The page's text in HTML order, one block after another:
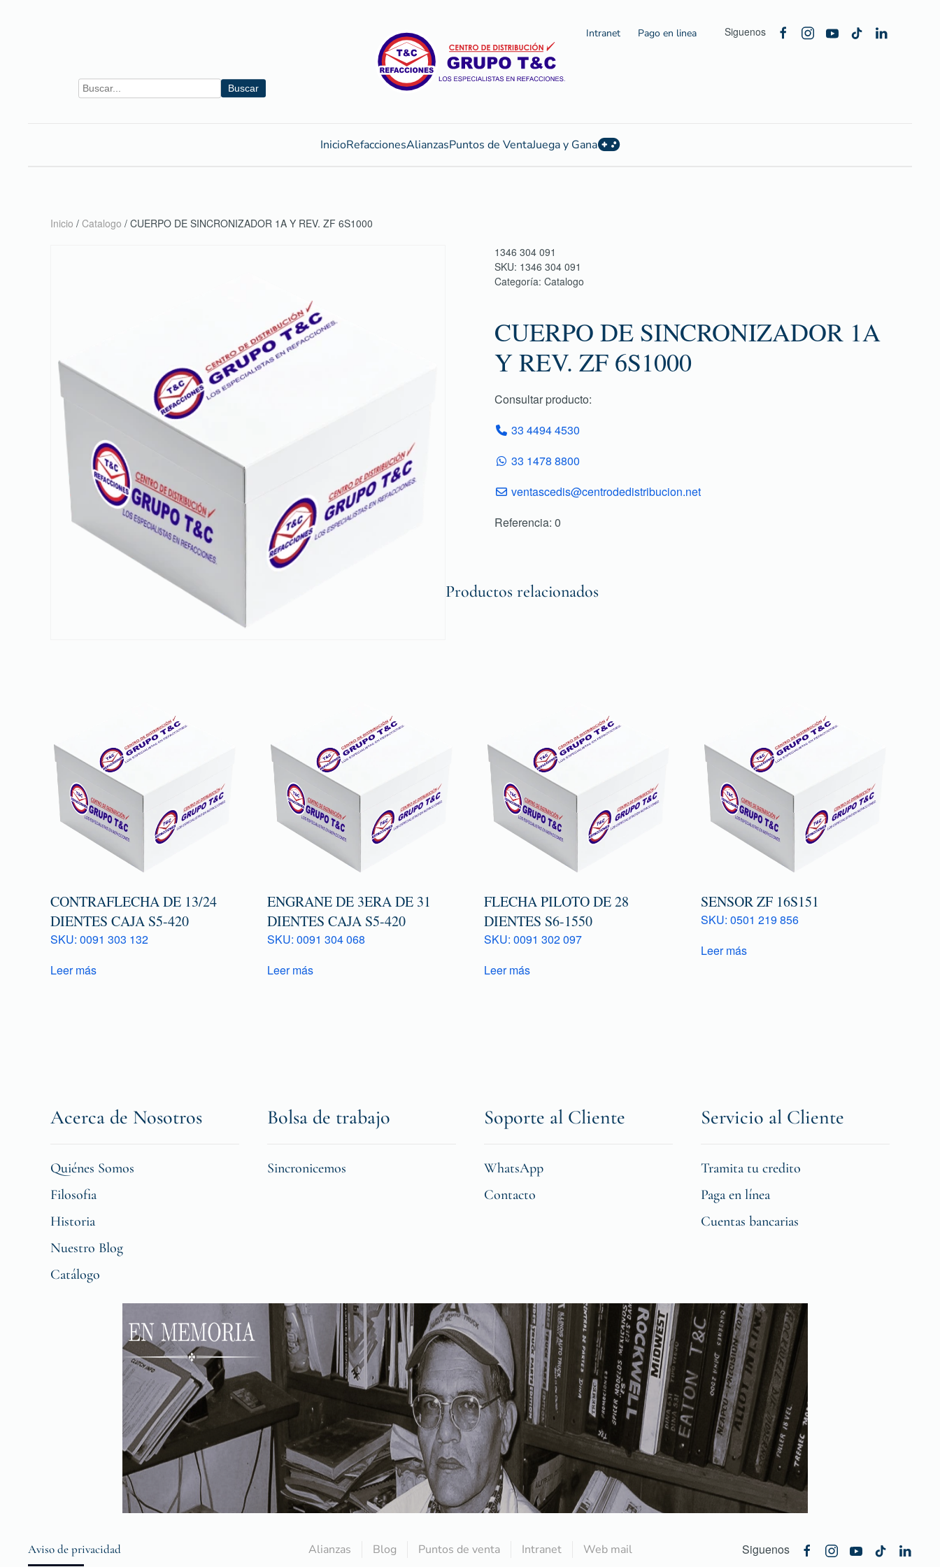
Buscar
Intranet Pago en linea Siguenos
InicioRefaccionesAlianzasPuntos de VentaJuega y Gana
Inicio / Catalogo / CUERPO DE SINCRONIZADOR 1A Y REV. ZF 6S1000
1346 304 091
SKU: 1346 304 091
Categoría: Catalogo
CUERPO DE SINCRONIZADOR 1A
Y REV. ZF 6S1000
Consultar producto:
33 4494 4530
33 1478 8800
ventascedis@centrodedistribucion.net
Referencia: 0
Productos relacionados
CONTRAFLECHA DE 13/24
DIENTES CAJA S5-420
SKU: 0091 303 132
Leer más
ENGRANE DE 3ERA DE 31
DIENTES CAJA S5-420
SKU: 0091 304 068
Leer más
FLECHA PILOTO DE 28
DIENTES S6-1550
SKU: 0091 302 097
Leer más
SENSOR ZF 16S151
SKU: 0501 219 856
Leer más
Acerca de Nosotros
Quiénes Somos
Filosofia
Historia
Nuestro Blog
Catálogo
Bolsa de trabajo
Sincronicemos
Soporte al Cliente
WhatsApp
Contacto
Servicio al Cliente
Tramita tu credito
Paga en línea
Cuentas bancarias
Aviso de privacidad Alianzas Blog Puntos de venta Intranet Web mail Siguenos